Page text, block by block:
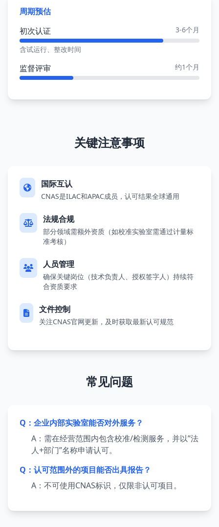
周期预估
初次认证
3-6个月
含试运行、整改时间
监督评审 约1个月
关键注意事项
国际互认
CNAS是ILAC和APAC成员，认可结果全球通用
法规合规
部分领域需额外资质（如校准实验室需通过计量标
准考核）
人员管理
确保关键岗位（技术负责人、授权签字人）持续符
合资质要求
文件控制
关注CNAS官网更新，及时获取最新认可规范
常见问题
Q：企业内部实验室能否对外服务？
A：需在经营范围内包含校准/检测服务，并以”法
人+部门”名称申请认可。
Q：认可范围外的项目能否出具报告？
A：不可使用CNAS标识，仅限非认可项目。